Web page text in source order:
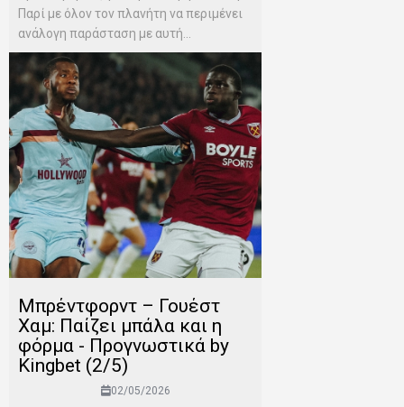
Παρί με όλον τον πλανήτη να περιμένει
ανάλογη παράσταση με αυτή...
Μπρέντφορντ – Γουέστ
Χαμ: Παίζει μπάλα και η
φόρμα - Προγνωστικά by
Kingbet (2/5)
02/05/2026